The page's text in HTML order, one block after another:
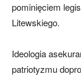
pominięciem
Litewskiego.
Ideologia
patriotyzmu